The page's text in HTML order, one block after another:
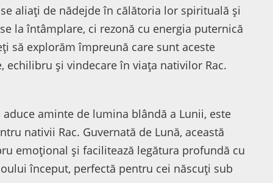
aliați de nădejde în călătoria lor spirituală și
la întâmplare, ci rezonă cu energia puternică
să explorăm împreună care sunt aceste
și vindecare în viața nativilor Rac.
aminte de lumina blândă a Lunii, este
nativii Rac. Guvernată de Lună, această
emoțional și facilitează legătura profundă cu
început, perfectă pentru cei născuți sub